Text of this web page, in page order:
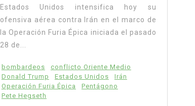
Estados Unidos intensifica hoy su
ofensiva aérea contra Irán en el marco de
la Operación Furia Épica iniciada el pasado
28 de...
bombardeos
conflicto Oriente Medio
Donald Trump
Estados Unidos
Irán
Operación Furia Épica
Pentágono
Pete Hegseth